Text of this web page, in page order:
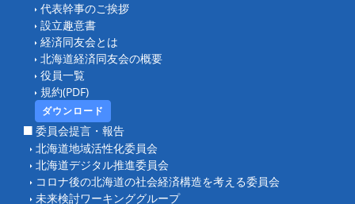
代表幹事のご挨拶
設立趣意書
経済同友会とは
北海道経済同友会の概要
役員一覧
規約(PDF)
ダウンロード
委員会提言・報告
北海道地域活性化委員会
北海道デジタル推進委員会
コロナ後の北海道の社会経済構造を考える委員会
未来検討ワーキンググループ